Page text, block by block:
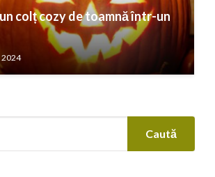
colț cozy de toamnă într-un
Caută